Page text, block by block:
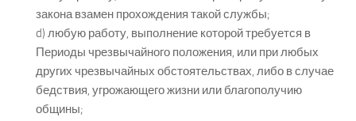
закона взамен прохождения такой службы;
d) любую работу, выполнение которой требуется в
Периоды чрезвычайного положения, или при любых
других чрезвычайных обстоятельствах, либо в случае
бедствия, угрожающего жизни или благополучию
общины;